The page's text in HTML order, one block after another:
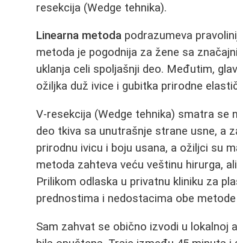
resekcija (Wedge tehnika).
Linearna metoda podrazumeva
metoda je pogodnija za žene sa
uklanja celi spoljašnji deo. Međutim,
ožiljka duž ivice i gubitka prirodne
V-resekcija (Wedge tehnika) smatra se
deo tkiva sa unutrašnje strane usne, a
prirodnu ivicu i boju usana, a ožiljci su
metoda zahteva veću veštinu hirurga,
Prilikom odlaska u privatnu kliniku za
prednostima i nedostacima obe
Sam zahvat se obično izvodi u lokalnoj